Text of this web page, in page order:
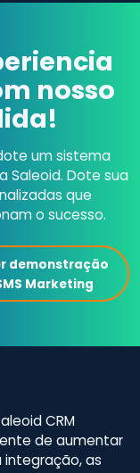
nosso
um sistema
Saleoid. Dote sua
que
o sucesso.
demonstração
Marketing
CRM
de aumentar
as